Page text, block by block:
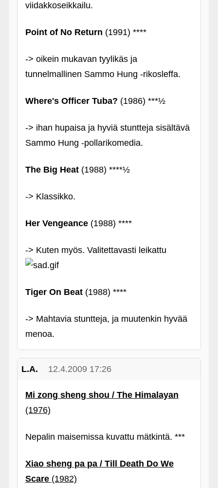
viidakkoseikkailu.
Point of No Return (1991) ****
-> oikein mukavan tyylikäs ja
tunnelmallinen Sammo Hung ‑rikosleffa.
Where's Officer Tuba? (1986) ***½
-> ihan hupaisa ja hyviä stuntteja sisältävä
Sammo Hung ‑pollarikomedia.
The Big Heat(1988) ****½
-> Klassikko.
Her Vengeance(1988) ****
-> Kuten myös. Valitettavasti leikattu
Tiger On Beat(1988) ****
-> Mahtavia stuntteja, ja muutenkin hyvää
menoa.
L.A. 12.4.2009 17:26
Mi zong sheng shou / The Himalayan
(1976)
Nepalin maisemissa kuvattu mätkintä. ***
Xiao sheng pa pa / Till Death Do We
Scare(1982)